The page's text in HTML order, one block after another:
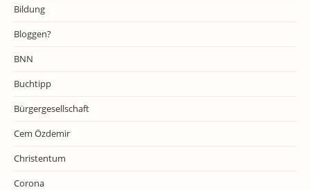
Bildung
Bloggen?
BNN
Buchtipp
Bürgergesellschaft
Cem Özdemir
Christentum
Corona